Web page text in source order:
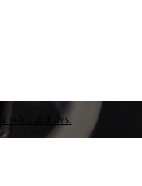
vehiculul dvs.